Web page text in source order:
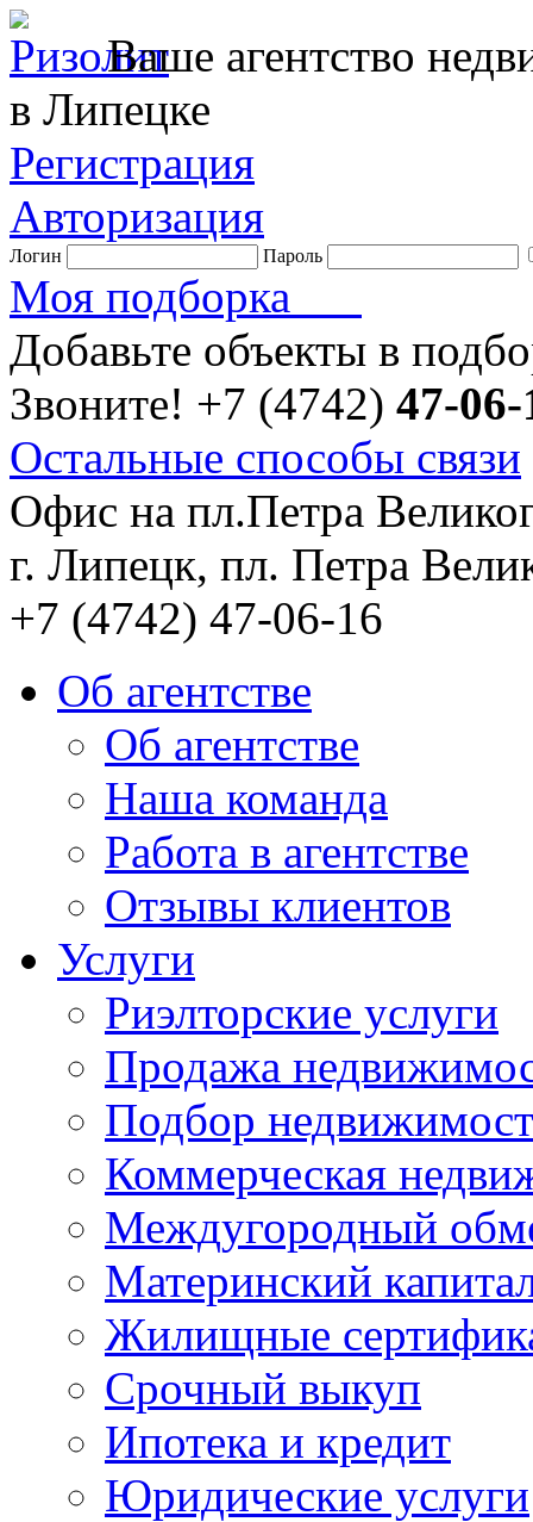
Ваше агентство
в Липецке
Регистрация
Авторизация
Логин Пароль
Моя подборка
Добавьте объекты в
Звоните! +7 (4742) 47-06-
Остальные способы связи
Офис на пл.Петра
г. Липецк, пл. Петра
+7 (4742) 47-06-16
Об агентстве
Об агентстве
Наша команда
Работа в агентстве
Отзывы клиентов
Услуги
Риэлторские услуги
Продажа
Подбор
Коммерческая
Междугородный
Материнский
Жилищные
Срочный выкуп
Ипотека и кредит
Юридические услуги